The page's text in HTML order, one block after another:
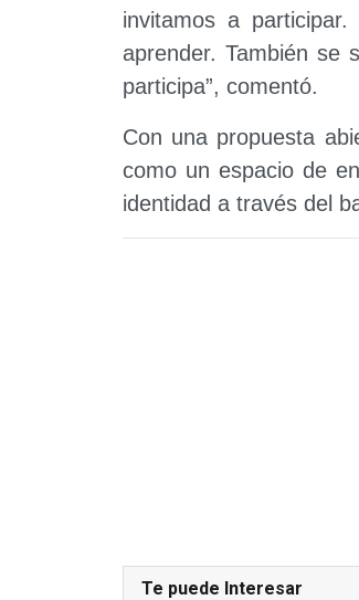
invitamos a
aprender. También se
participa”, comentó.
Con una propuesta
como un espacio de
identidad a través del
Te puede Interesar